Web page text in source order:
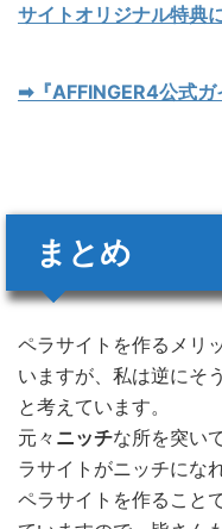
サイトオリジナル特典
➡︎『AFFINGER4公式ガ
まとめ
ペラサイトを作るメリ
いますが、私は逆にそ
と考えています。
元々 ニッチな所を突い
ラサイトがニッチにな
ペラサイトを作ること